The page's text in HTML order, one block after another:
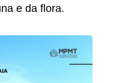
e da flora.